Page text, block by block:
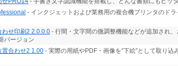
- インクジェットおよび業務用の複合機プリンタのド
わせ印刷2 2.0.0.0 - 行間・文字間の微調整機能などが追加され
バージョン
置合わせ2 1.00 - 実際の用紙やPDF・画像を“下絵”として取り